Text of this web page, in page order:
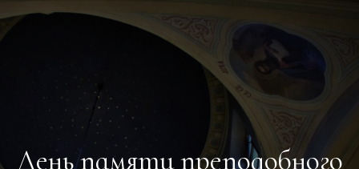
ГЛАВНАЯ
РАСПИСАНИЕ БОГОСЛУЖЕНИЙ
ТРЕБЫ
О ПОДВОРЬЕ
День памяти преподобного